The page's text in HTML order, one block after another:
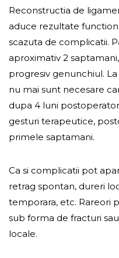
Reconstructia de
aduce rezultate
scazuta de complicatii.
aproximativ 2
progresiv genunchiul.
nu mai sunt necesare
dupa 4 luni
gesturi terapeutice,
primele saptamani.
Ca si complicatii pot
retrag spontan, dureri
temporara, etc. Rareori
sub forma de fracturi
locale.